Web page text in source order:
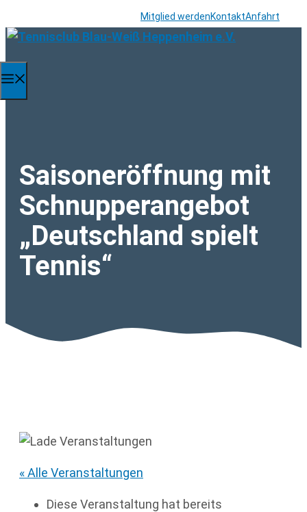
Inhalt
Mitglied werdenKontaktAnfahrt
Saisoneröffnung mit
Schnupperangebot
„Deutschland spielt
Tennis“
« Alle Veranstaltungen
Diese Veranstaltung hat bereits